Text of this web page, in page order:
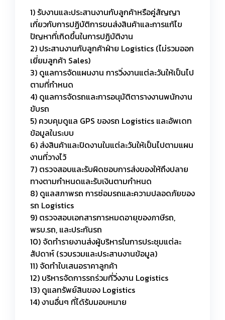
1) รับงานและประสานงานกับลูกค้าหรือคู่สัญญา
เกี่ยวกับการปฏิบัติการขนส่งสินค้าและการแก้ไข
ปัญหาที่เกิดขึ้นในการปฏิบัติงาน
2) ประสานงานกับลูกค้าฝ่าย Logistics (ไม่รวมออก
เยี่ยมลูกค้า Sales)
3) ดูแลการจัดแผนงาน การวิ่งงานแต่ละวันให้เป็นไป
ตามที่กำหนด
4) ดูแลการจัดรถและการอนุมัติตารางงานพนักงาน
ขับรถ
5) ควบคุมดูแล GPS ของรถ Logistics และอัพเดท
ข้อมูลในระบบ
6) ส่งสินค้าและปิดงานในแต่ละวันให้เป็นไปตามแผน
งานที่วางไว้
7) ตรวจสอบและรับผิดชอบการส่งของให้ถึงปลาย
ทางตามกำหนดและรับเงินตามกำหนด
8) ดูแลสภาพรถ การซ่อมรถและความปลอดภัยของ
รถ Logistics
9) ตรวจสอบเอกสารการหมดอายุของภาษีรถ,
พรบ.รถ, และประกันรถ
10) จัดทำรายงานส่งผู้บริหารในการประชุมแต่ละ
สัปดาห์ (รวบรวมและประสานงานข้อมูล)
11) จัดทำใบเสนอราคาลูกค้า
12) บริหารจัดการรถร่วมที่วิ่งงาน Logistics
13) ดูแลทรัพย์สินของ Logistics
14) งานอื่นๆ ที่ได้รับมอบหมาย